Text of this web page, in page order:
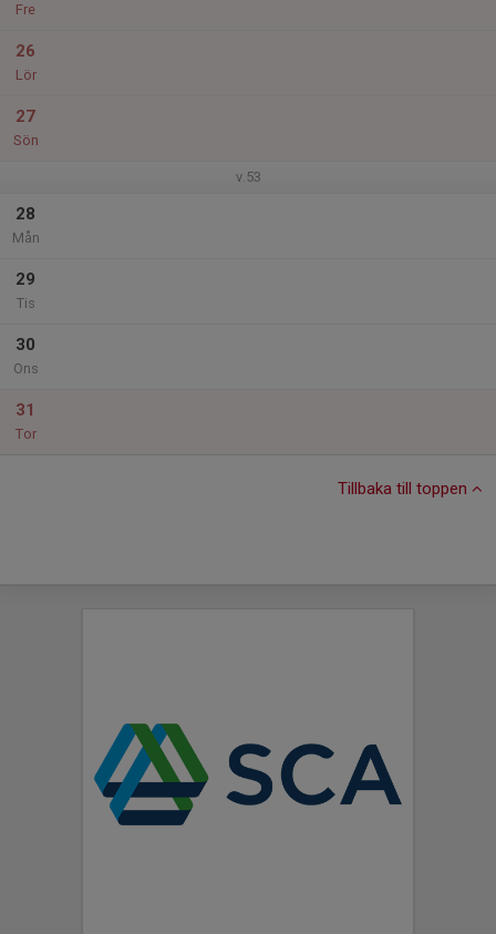
Fre
26
Lör
27
Sön
v.53
28
Mån
29
Tis
30
Ons
31
Tor
Tillbaka till toppen